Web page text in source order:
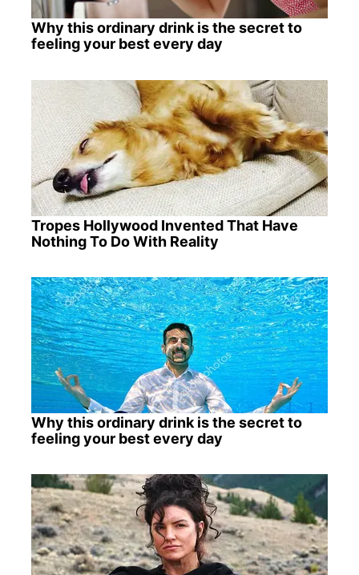
Why this ordinary drink is the secret to
feeling your best every day
Tropes Hollywood Invented That Have
Nothing To Do With Reality
Why this ordinary drink is the secret to
feeling your best every day